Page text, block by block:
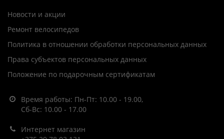
Новости и акции
Ремонт велосипедов
Политика в отношении обработки персональных данных
Права субъектов персональных данных
Положение по подарочным сертификатам
Время работы: Пн-Пт: 10.00 - 19.00,
Сб-Вс: 10.00 - 17.00
Интернет магазин